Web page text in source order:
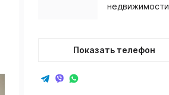
недвижимости
Показать телефон